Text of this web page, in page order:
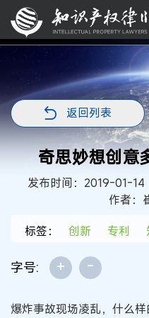
返回列表
奇思妙想创意
发布时间：2019-01-14
作者：
标签：
创新 专利
字号: + -
爆炸事故现场凌乱，什么